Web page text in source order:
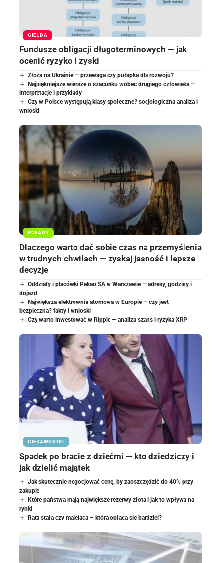
GIEŁDA
Fundusze obligacji długoterminowych — jak
ocenić ryzyko i zyski
Złoża na Ukrainie — przewaga czy pułapka dla rozwoju?
Najpiękniejsze wiersze o szacunku wobec drugiego człowieka —
interpretacje i przykłady
Czy w Polsce występują klasy społeczne? socjologiczna analiza i
wnioski
PORADY
Dlaczego warto dać sobie czas na przemyślenia
w trudnych chwilach — zyskaj jasność i lepsze
decyzje
Oddziały i placówki Pekao SA w Warszawie — adresy, godziny i
dojazd
Największa elektrownia atomowa w Europie — czy jest
bezpieczna? fakty i wnioski
Czy warto inwestować w Ripple — analiza szans i ryzyka XRP
CIEKAWOSTKI
Spadek po bracie z dziećmi — kto dziedziczy i
jak dzielić majątek
Jak skutecznie negocjować cenę, by zaoszczędzić do 40% przy
zakupie
Które państwa mają największe rezerwy złota i jak to wpływa na
rynki
Rata stała czy malejąca – która opłaca się bardziej?